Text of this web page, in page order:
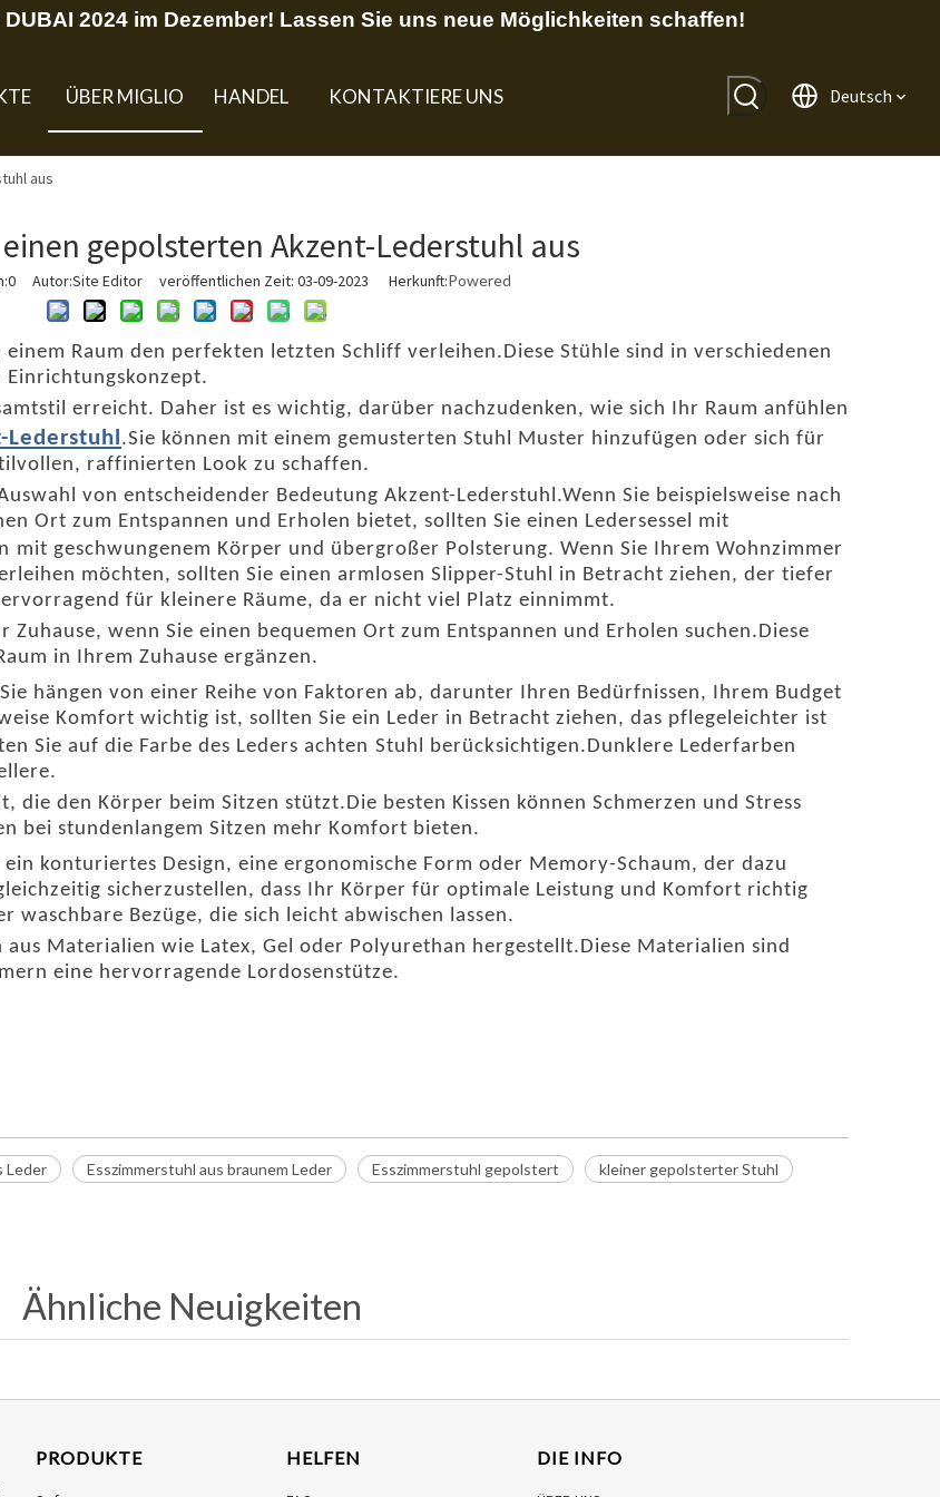
2024 im Dezember! Lassen Sie uns neue Möglichkeiten schaffen!
ÜBER MIGLIO HANDEL KONTAKTIERE UNS Deutsch
aus
gepolsterten Akzent-Lederstuhl aus
0 Autor:Site Editor veröffentlichen Zeit: 03-09-2023 Herkunft:Powered
Raum den perfekten letzten Schliff verleihen.Diese Stühle sind in verschiedenen
Einrichtungskonzept.
erreicht. Daher ist es wichtig, darüber nachzudenken, wie sich Ihr Raum anfühlen
Lederstuhl .Sie können mit einem gemusterten Stuhl Muster hinzufügen oder sich für
raffinierten Look zu schaffen.
von entscheidender Bedeutung Akzent-Lederstuhl.Wenn Sie beispielsweise nach
Ort zum Entspannen und Erholen bietet, sollten Sie einen Ledersessel mit
mit geschwungenem Körper und übergroßer Polsterung. Wenn Sie Ihrem Wohnzimmer
möchten, sollten Sie einen armlosen Slipper-Stuhl in Betracht ziehen, der tiefer
für kleinere Räume, da er nicht viel Platz einnimmt.
wenn Sie einen bequemen Ort zum Entspannen und Erholen suchen.Diese
in Ihrem Zuhause ergänzen.
hängen von einer Reihe von Faktoren ab, darunter Ihren Bedürfnissen, Ihrem Budget
Komfort wichtig ist, sollten Sie ein Leder in Betracht ziehen, das pflegeleichter ist
Sie auf die Farbe des Leders achten Stuhl berücksichtigen.Dunklere Lederfarben
die den Körper beim Sitzen stützt.Die besten Kissen können Schmerzen und Stress
bei stundenlangem Sitzen mehr Komfort bieten.
konturiertes Design, eine ergonomische Form oder Memory-Schaum, der dazu
sicherzustellen, dass Ihr Körper für optimale Leistung und Komfort richtig
Bezüge, die sich leicht abwischen lassen.
Materialien wie Latex, Gel oder Polyurethan hergestellt.Diese Materialien sind
eine hervorragende Lordosenstütze.
Leder Esszimmerstuhl aus braunem Leder Esszimmerstuhl gepolstert kleiner gepolsterter Stuhl
Ähnliche Neuigkeiten
PRODUKTE HELFEN DIE INFO